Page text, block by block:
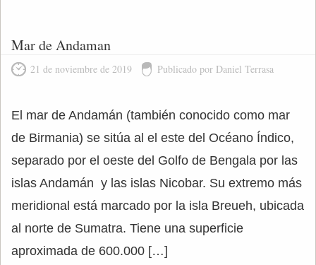
Mar de Andaman
21 de noviembre de 2019 Publicado por Daniel Terrasa
El mar de Andamán (también conocido como mar
de Birmania) se sitúa al el este del Océano Índico,
separado por el oeste del Golfo de Bengala por las
islas Andamán y las islas Nicobar. Su extremo más
meridional está marcado por la isla Breueh, ubicada
al norte de Sumatra. Tiene una superficie
aproximada de 600.000 […]